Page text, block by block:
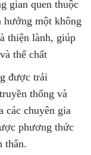
gian quen thuộc
hưởng một không
thiện lành, giúp
thể chất
được trải
thống và
các chuyên gia
phương thức
thân.